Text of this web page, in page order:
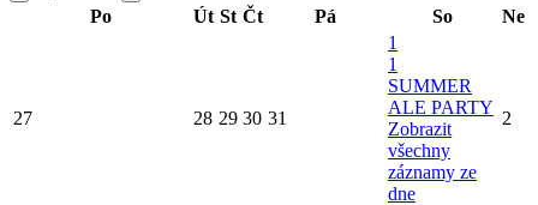
Po
Út St Čt Pá So Ne
27 28 29 30 31
1
1
SUMMER
ALE PARTY
Zobrazit
všechny
záznamy ze
dne
2